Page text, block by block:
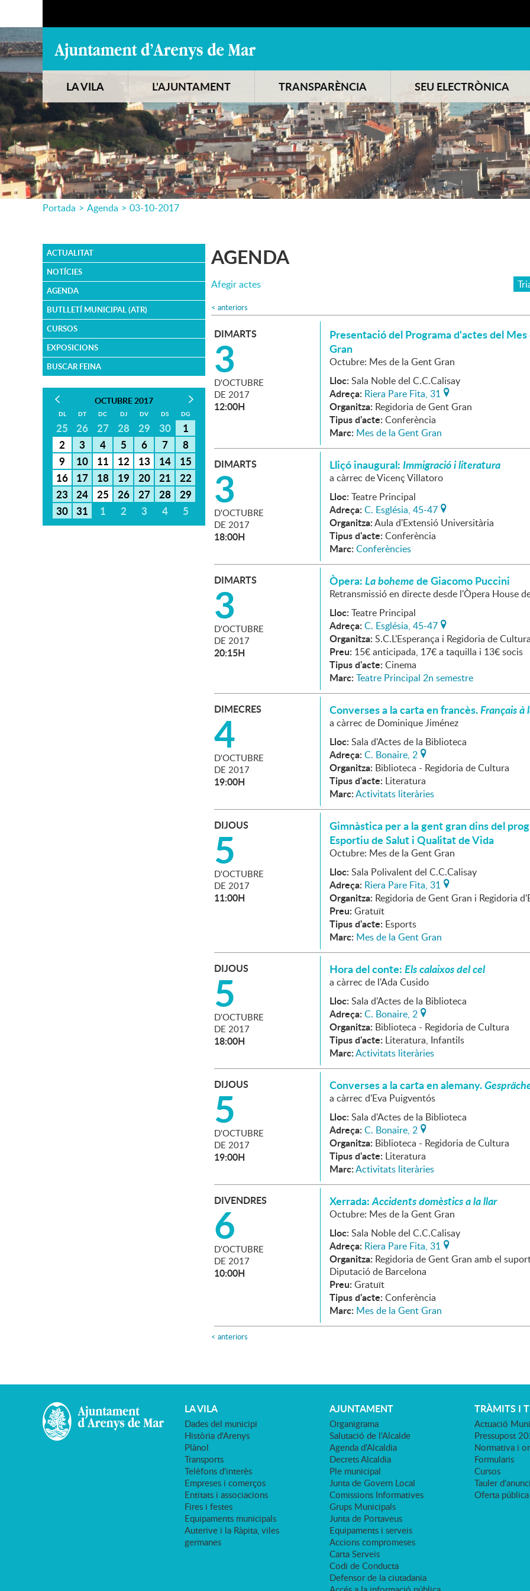
LA VILA L'AJUNTAMENT TRANSPARÈNCIA SEU ELECTRÒNICA
Portada > Agenda > 03-10-2017
ACTUALITAT
NOTÍCIES
AGENDA
BUTLLETÍ MUNICIPAL (ATR)
CURSOS
EXPOSICIONS
BUSCAR FEINA
OCTUBRE 2017
DL DT DC DJ DV DS DG
25 26 27 28 29 30
1
2
3 4 5 6 7
8
9
10 11 12 13 14
15
16
17 18 19 20 21
22
23
24 25 26 27 28
29
30 31 1 2 3 4 5
AGENDA
Afegir actes
< anteriors
DIMARTS
3
D'OCTUBRE
DE 2017
12:00H
Presentació del Programa d'actes del Mes
Gran
Octubre: Mes de la Gent Gran
Lloc: Sala Noble del C.C.Calisay
Adreça: Riera Pare Fita, 31
Organitza: Regidoria de Gent Gran
Tipus d'acte: Conferència
Marc: Mes de la Gent Gran
DIMARTS
3
D'OCTUBRE
DE 2017
18:00H
Lliçó inaugural:Immigració i literatura
a càrrec de Vicenç Villatoro
Lloc: Teatre Principal
Adreça: C. Església, 45-47
Organitza:Aula d'Extensió Universitària
Tipus d'acte: Conferència
Marc: Conferències
DIMARTS
3
D'OCTUBRE
DE 2017
20:15H
Òpera:La bohemede Giacomo Puccini
Retransmissió en directe desde l'Òpera House
Lloc: Teatre Principal
Adreça: C. Església, 45-47
Organitza: S.C.L'Esperança i Regidoria de Cultura
Preu: 15€ anticipada, 17€ a taquilla i 13€ socis
Tipus d'acte: Cinema
Marc: Teatre Principal 2n semestre
DIMECRES
4
D'OCTUBRE
DE 2017
19:00H
Converses a la carta en francès.Français à
a càrrec de Dominique Jiménez
Lloc: Sala d'Actes de la Biblioteca
Adreça: C. Bonaire, 2
Organitza: Biblioteca - Regidoria de Cultura
Tipus d'acte: Literatura
Marc:Activitats literàries
DIJOUS
5
D'OCTUBRE
DE 2017
11:00H
Gimnàstica per a la gent gran dins del
Esportiu de Salut i Qualitat de Vida
Octubre: Mes de la Gent Gran
Lloc: Sala Polivalent del C.C.Calisay
Adreça: Riera Pare Fita, 31
Organitza: Regidoria de Gent Gran i Regidoria
Preu: Gratuït
Tipus d'acte: Esports
Marc: Mes de la Gent Gran
DIJOUS
5
D'OCTUBRE
DE 2017
18:00H
Hora del conte:Els calaixos del cel
a càrrec de l'Ada Cusido
Lloc: Sala d'Actes de la Biblioteca
Adreça: C. Bonaire, 2
Organitza: Biblioteca - Regidoria de Cultura
Tipus d'acte: Literatura, Infantils
Marc:Activitats literàries
DIJOUS
5
D'OCTUBRE
DE 2017
19:00H
Converses a la carta en alemany.
a càrrec d'Eva Puigventós
Lloc: Sala d'Actes de la Biblioteca
Adreça: C. Bonaire, 2
Organitza: Biblioteca - Regidoria de Cultura
Tipus d'acte: Literatura
Marc:Activitats literàries
DIVENDRES
6
D'OCTUBRE
DE 2017
10:00H
Xerrada:Accidents domèstics a la llar
Octubre: Mes de la Gent Gran
Lloc: Sala Noble del C.C.Calisay
Adreça: Riera Pare Fita, 31
Organitza: Regidoria de Gent Gran amb el
Diputació de Barcelona
Preu: Gratuït
Tipus d'acte: Conferència
Marc: Mes de la Gent Gran
< anteriors
LA VILA
Dades del municipi
Història d'Arenys
Plànol
Transports
Telèfons d'interès
Empreses i comerços
Entitats i associacions
Fires i festes
Equipaments municipals
Auterive i la Ràpita, viles
germanes
AJUNTAMENT
Organigrama
Salutació de l'Alcalde
Agenda d'Alcaldia
Decrets Alcaldia
Ple municipal
Junta de Govern Local
Comissions Informatives
Grups Municipals
Junta de Portaveus
Equipaments i serveis
Accions compromeses
Carta Serveis
Codi de Conducta
Defensor de la ciutadania
TRÀMITS I
Actuació
Pressupost
Normativa i
Formularis
Cursos
Tauler
Oferta